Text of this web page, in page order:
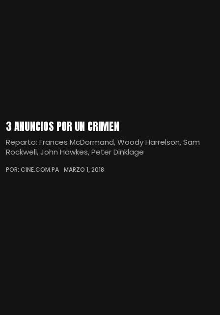
3 ANUNCIOS POR UN CRIMEN
Reparto: Frances McDormand, Woody Harrelson, Sam
Rockwell, John Hawkes, Peter Dinklage
POR: CINE.COM.PA MARZO 1, 2018